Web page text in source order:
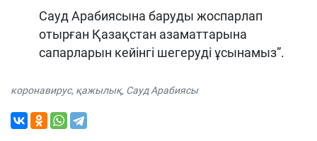
Сауд Арабиясына баруды жоспарлап
отырған Қазақстан азаматтарына
сапарларын кейінгі шегеруді ұсынамыз”.
коронавирус, қажылық, Сауд Арабиясы